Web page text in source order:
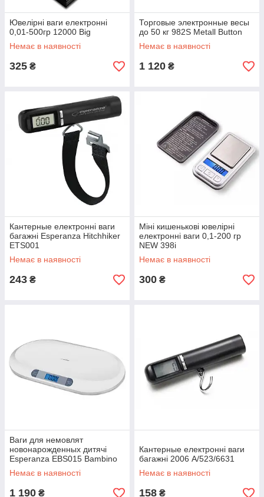
Ювелірні ваги електронні
0,01-500гр 12000 Big
Немає в наявності
325 ₴
Торговые электронные весы
до 50 кг 982S Metall Button
Немає в наявності
1 120 ₴
Кантерные електронні ваги
багажні Esperanza Hitchhiker
ETS001
Немає в наявності
243 ₴
Міні кишенькові ювелірні
електронні ваги 0,1-200 гр
NEW 398i
Немає в наявності
300 ₴
Ваги для немовлят
новонарожденных дитячі
Esperanza EBS015 Bambino
Немає в наявності
1 190 ₴
Кантерные електронні ваги
багажні 2006 А/523/6631
Немає в наявності
158 ₴